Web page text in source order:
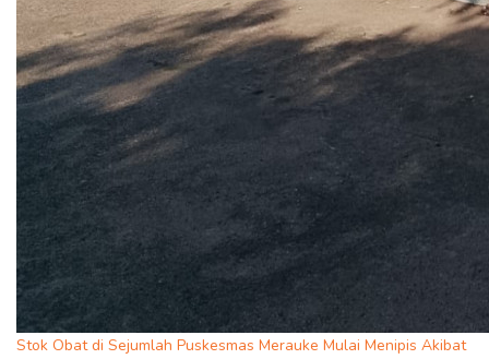
Stok Obat di Sejumlah Puskesmas Merauke Mulai Menipis Akibat